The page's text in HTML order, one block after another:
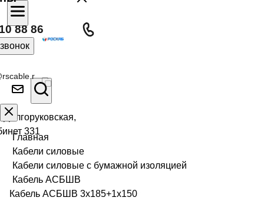
88 86
331
Главная
Кабели силовые
Кабели силовые с бумажной изоляцией
Кабель АСБШВ
Кабель АСБШВ 3х185+1х150